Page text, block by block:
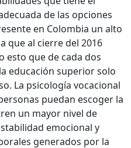
de las opciones
en Colombia un alto
que al cierre del 2016
esto que de cada dos
educación superior solo
La psicología vocacional
puedan escoger la
un mayor nivel de
emocional y
generados por la